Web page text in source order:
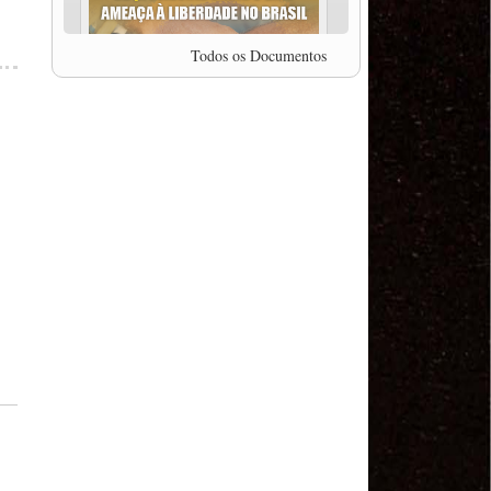
professor da Unisinos e Doutor em Ciências da
Comunicação da USP, Rafael Grohmann, que
coordena uma pesquisa internacional que visa
pressionar as plataformas digitais por melhores
Todos os Documentos